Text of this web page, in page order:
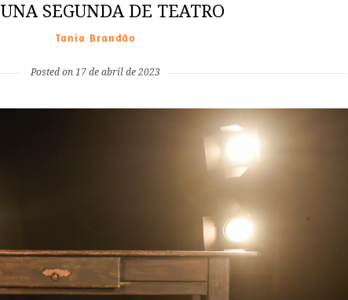
SEGUNDA DE TEATRO
Tania Brandão
Posted on 17 de abril de 2023